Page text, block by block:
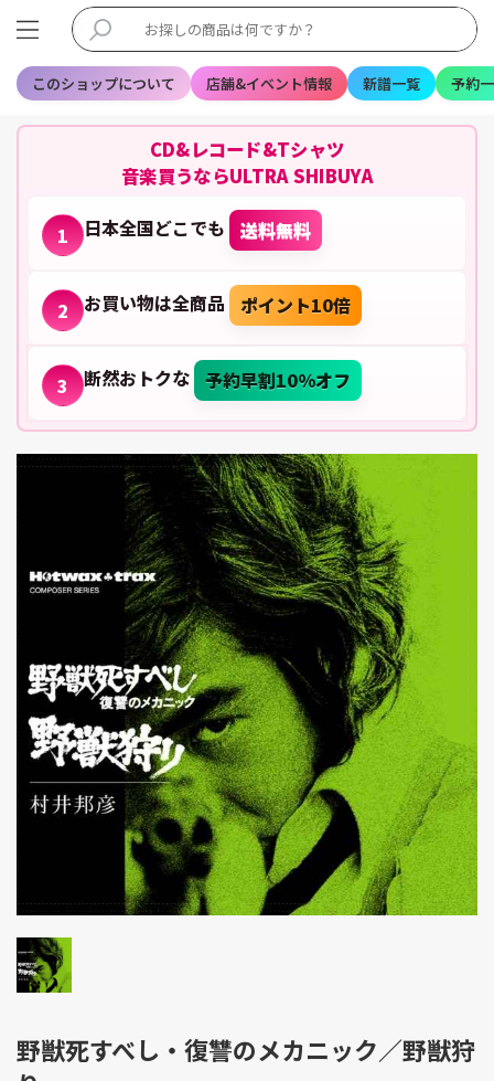
このショップについて 店舗&イベント情報 新譜一覧 予約
CD&レコード&Tシャツ
音楽買うならULTRA SHIBUYA
1 日本全国どこでも 送料無料
2 お買い物は全商品 ポイント10倍
3 断然おトクな 予約早割10%オフ
野獣死すべし・復讐のメカニック／野獣狩